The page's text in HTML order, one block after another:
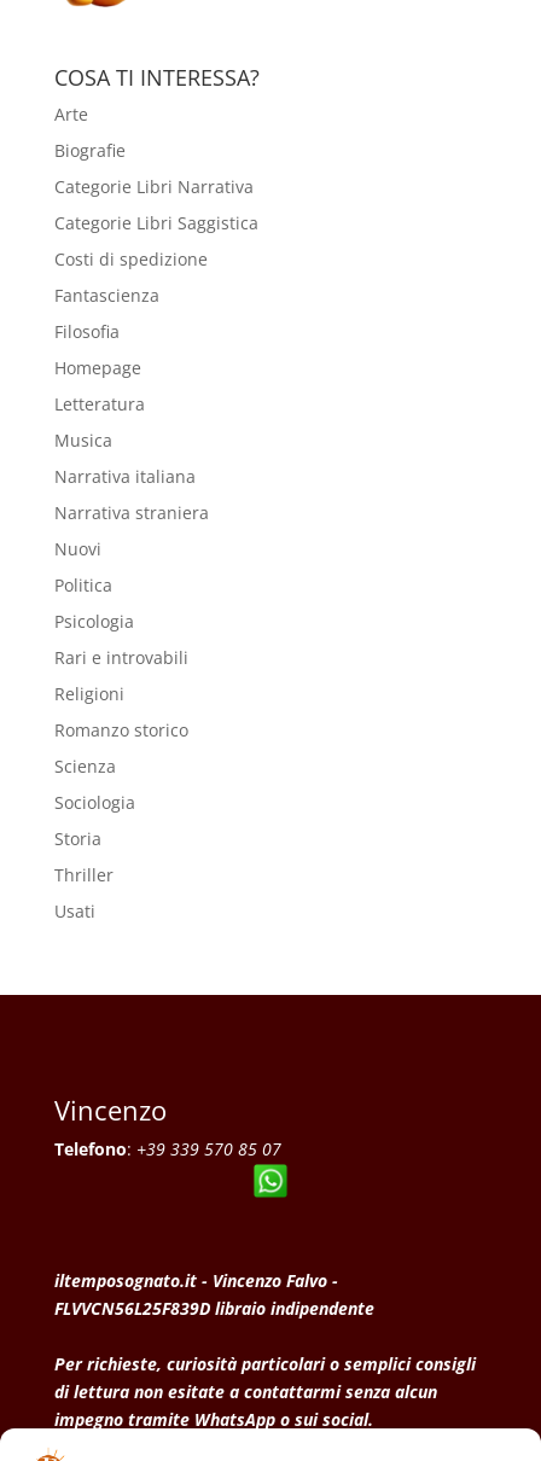
COSA TI INTERESSA?
Arte
Biografie
Categorie Libri Narrativa
Categorie Libri Saggistica
Costi di spedizione
Fantascienza
Filosofia
Homepage
Letteratura
Musica
Narrativa italiana
Narrativa straniera
Nuovi
Politica
Psicologia
Rari e introvabili
Religioni
Romanzo storico
Scienza
Sociologia
Storia
Thriller
Usati
Vincenzo
Telefono: +39 339 570 85 07
iltemposognato.it - Vincenzo Falvo -
FLVVCN56L25F839D libraio indipendente
Per richieste, curiosità particolari o semplici consigli
di lettura non esitate a contattarmi senza alcun
impegno tramite WhatsApp o sui social.